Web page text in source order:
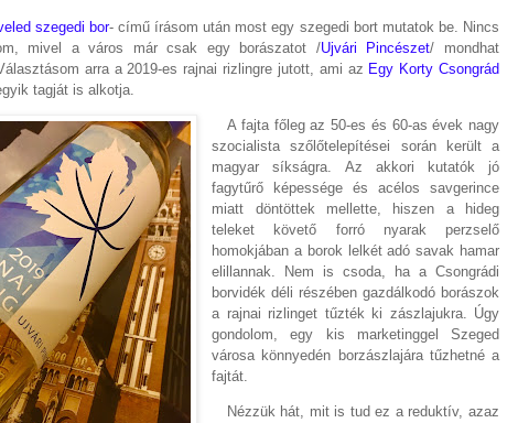
szegedi bor- című írásom után most egy szegedi bort mutatok be. Nincs
mivel a város már csak egy borászatot /Ujvári Pincészet/ mondhat
arra a 2019-es rajnai rizlingre jutott, ami az Egy Korty Csongrád
tagját is alkotja.
A fajta főleg az 50-es és 60-as évek nagy
szocialista szőlőtelepítései során került a
magyar síkságra. Az akkori kutatók jó
fagytűrő képessége és acélos savgerince
miatt döntöttek mellette, hiszen a hideg
teleket követő forró nyarak perzselő
homokjában a borok lelkét adó savak hamar
elillannak. Nem is csoda, ha a Csongrádi
borvidék déli részében gazdálkodó borászok
a rajnai rizlinget tűzték ki zászlajukra. Úgy
gondolom, egy kis marketinggel Szeged
városa könnyedén borzászlajára tűzhetné a
fajtát.
Nézzük hát, mit is tud ez a reduktív, azaz